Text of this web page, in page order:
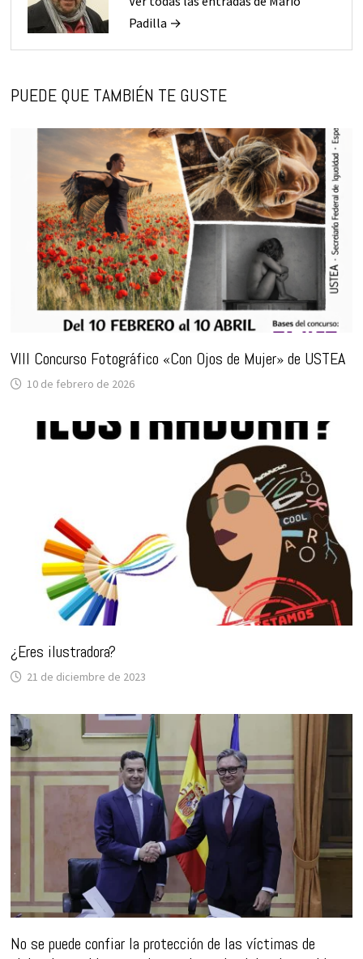
Padilla →
PUEDE QUE TAMBIÉN TE GUSTE
VIII Concurso Fotográfico «Con Ojos de Mujer» de USTEA
10 de febrero de 2026
¿Eres ilustradora?
21 de diciembre de 2023
No se puede confiar la protección de las víctimas de